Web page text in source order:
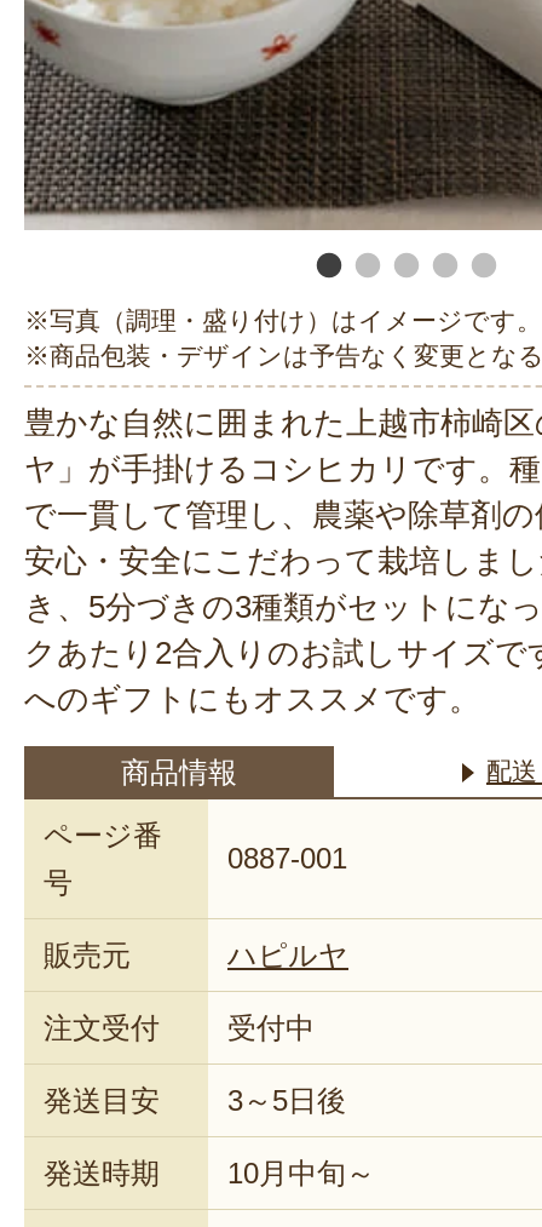
※写真（調理・盛り付け）はイメージです。
※商品包装・デザインは予告なく変更とな
豊かな自然に囲まれた上越市柿崎
ヤ」が手掛けるコシヒカリです。
で一貫して管理し、農薬や除草剤
安心・安全にこだわって栽培しま
き、5分づきの3種類がセットにな
クあたり2合入りのお試しサイズで
へのギフトにもオススメです。
商品情報 配
ページ番
号
0887-001
販売元 ハピルヤ
注文受付 受付中
発送目安 3～5日後
発送時期 10月中旬～